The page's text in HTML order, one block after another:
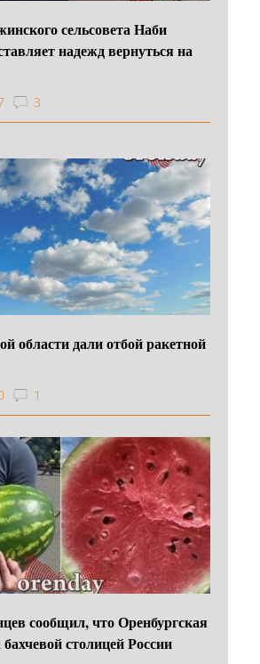
сельсовета Наби
надежд вернуться на
3
области дали отбой ракетной
1
сообщил, что Оренбургская
бахчевой столицей России